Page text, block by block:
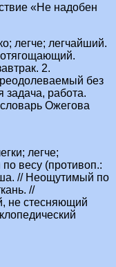
«Не надобен
легче; легчайший.
отягощающий.
2.
без
задача, работа.
Ожегова
легче;
весу (противоп.:
// Неощутимый по
//
не стесняющий